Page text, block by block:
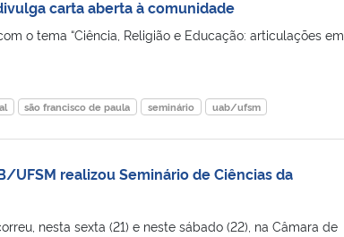
carta aberta à comunidade
o tema “Ciência, Religião e Educação: articulações em
são francisco de paula seminário uab/ufsm
UFSM realizou Seminário de Ciências da
nesta sexta (21) e neste sábado (22), na Câmara de